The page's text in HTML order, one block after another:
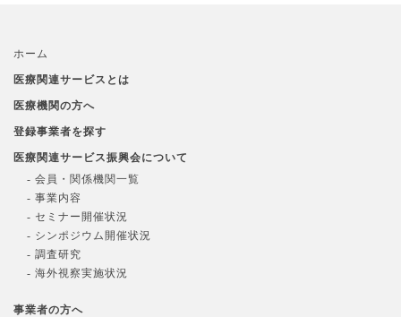
ホーム
医療関連サービスとは
医療機関の方へ
登録事業者を探す
医療関連サービス振興会について
- 会員・関係機関一覧
- 事業内容
- セミナー開催状況
- シンポジウム開催状況
- 調査研究
- 海外視察実施状況
事業者の方へ